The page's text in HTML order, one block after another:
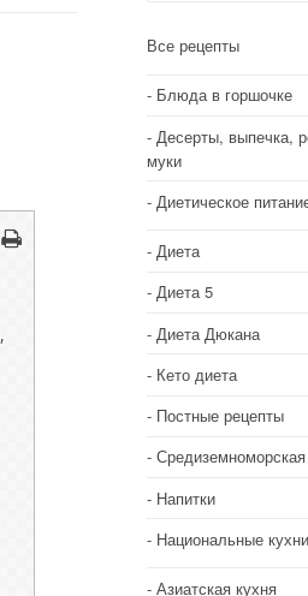
,
Все рецепты
Блюда в горшочке
Десерты, выпечка,
муки
Диетическое
Диета
Диета 5
Диета Дюкана
Кето диета
Постные рецепты
Напитки
Национальные кухни
Азиатская кухня